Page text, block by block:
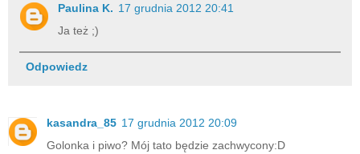
Paulina K. 17 grudnia 2012 20:41
Ja też ;)
Odpowiedz
kasandra_85 17 grudnia 2012 20:09
Golonka i piwo? Mój tato będzie zachwycony:D